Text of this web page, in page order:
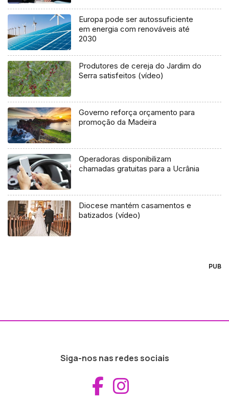
Europa pode ser autossuficiente
em energia com renováveis até
2030
Produtores de cereja do Jardim do
Serra satisfeitos (vídeo)
Governo reforça orçamento para
promoção da Madeira
Operadoras disponibilizam
chamadas gratuitas para a Ucrânia
Diocese mantém casamentos e
batizados (vídeo)
PUB
Siga-nos nas redes sociais
Aceder ao